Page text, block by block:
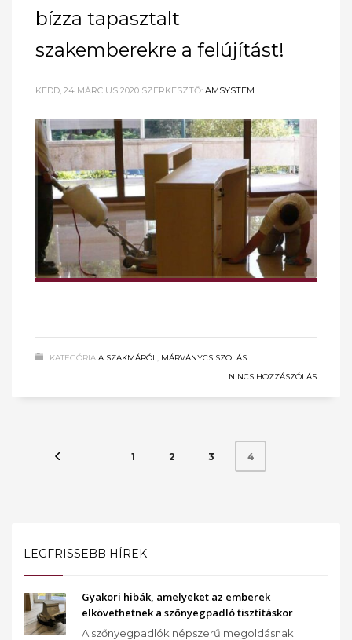
bízza tapasztalt
szakemberekre a felújítást!
KEDD, 24 MÁRCIUS 2020 SZERKESZTŐ: AMSYSTEM
KATEGÓRIA A SZAKMÁRÓL, MÁRVÁNYCSISZOLÁS
NINCS HOZZÁSZÓLÁS
1 2 3 4
LEGFRISSEBB HÍREK
Gyakori hibák, amelyeket az emberek
elkövethetnek a szőnyegpadló tisztításkor
A szőnyegpadlók népszerű megoldásnak